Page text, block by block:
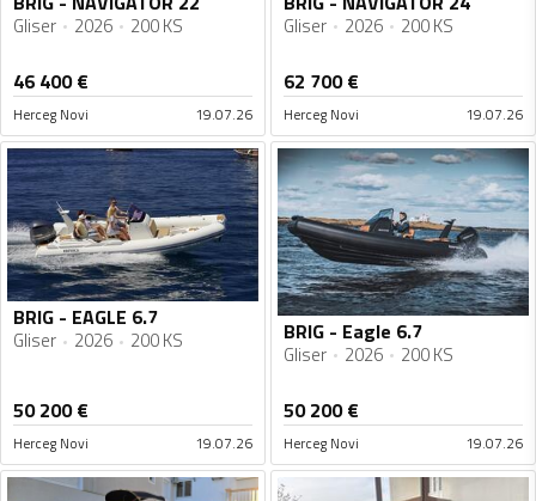
Gliser 2026 200 KS
46 400€
Herceg Novi 19.07.26
Gliser 2026 200 KS
62 700€
Herceg Novi 19.07.26
BRIG - EAGLE 6.7
Gliser 2026 200 KS
50 200€
Herceg Novi 19.07.26
BRIG - Eagle 6.7
Gliser 2026 200 KS
50 200€
Herceg Novi 19.07.26